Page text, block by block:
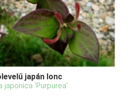
japán lonc
japonica 'Purpurea'